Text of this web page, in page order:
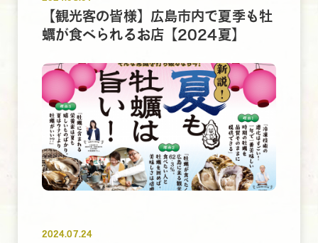
【観光客の皆様】広島市内で夏季も牡
蠣が食べられるお店【2024夏】
2024.07.24